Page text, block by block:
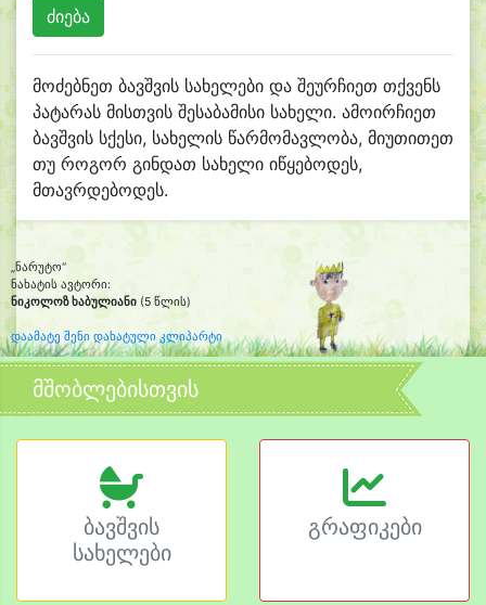
მოძებნეთ ბავშვის სახელები და შეურჩიეთ თქვენს
პატარას მისთვის შესაბამისი სახელი. ამოირჩიეთ
ბავშვის სქესი, სახელის წარმომავლობა, მიუთითეთ
თუ როგორ გინდათ სახელი იწყებოდეს,
მთავრდებოდეს.
„ნარუტო“
ნახატის ავტორი:
ნიკოლოზ ხაბულიანი (5 წლის)
დაამატე შენი დახატული კლიპარტი
მშობლებისთვის
ბავშვის
სახელები
გრაფიკები